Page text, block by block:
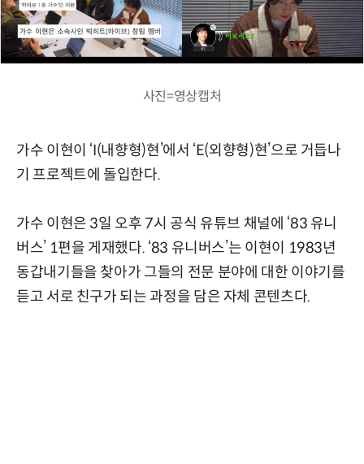
사진=영상캡처
가수 이현이 ‘I(내향형)현’에서 ‘E(외향형)현’으로 거듭나
기 프로젝트에 돌입한다.
가수 이현은 3일 오후 7시 공식 유튜브 채널에 ‘83 유니
버스’ 1편을 게재했다. ‘83 유니버스’는 이현이 1983년
동갑내기들을 찾아가 그들의 전문 분야에 대한 이야기를
듣고 서로 친구가 되는 과정을 담은 자체 콘텐츠다.